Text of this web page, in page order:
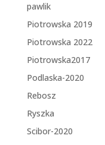
pawlik
Piotrowska 2019
Piotrowska 2022
Piotrowska2017
Podlaska-2020
Rebosz
Ryszka
Scibor-2020